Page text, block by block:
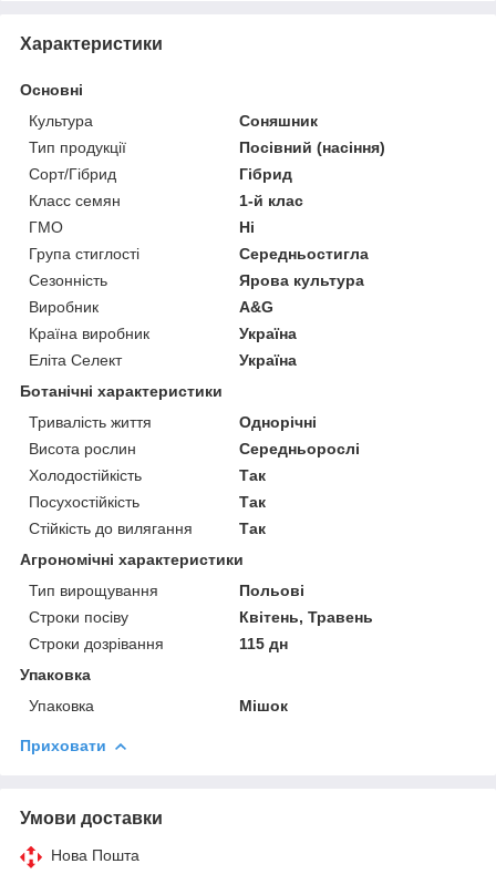
Характеристики
Основні
Культура
Соняшник
Тип продукції
Посівний (насіння)
Сорт/Гібрид
Гібрид
Класс семян
1-й клас
ГМО
Ні
Група стиглості
Середньостигла
Сезонність
Ярова культура
Виробник
A&G
Країна виробник
Україна
Еліта Селект
Україна
Ботанічні характеристики
Тривалість життя
Однорічні
Висота рослин
Середньорослі
Холодостійкість
Так
Посухостійкість
Так
Стійкість до вилягання
Так
Агрономічні характеристики
Тип вирощування
Польові
Строки посіву
Квітень, Травень
Строки дозрівання
115 дн
Упаковка
Упаковка
Мішок
Приховати
Умови доставки
Нова Пошта